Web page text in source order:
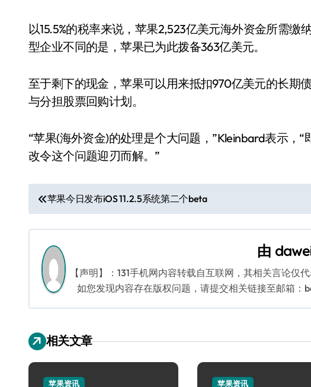
以15.5%的税率来说，苹果2,523亿美元海外资金所需缴
型企业不同的是，苹果已为此拨备363亿美元。
至于剩下的现金，苹果可以用来抵扣970亿美元的长期
与分担股票回购计划。
“苹果(海外资金)的处理是个大问题，”Kleinbard表示，
改令这个问题迎刃而解。”
文
章
导
航
苹果今日发布iOS 11.2.5系统第二个beta
由
【声明】：131手机网内容转载自互联网，其相关言论仅
如您发现内容存在版权问题，请提交相关链接至邮箱：
相关文章
苹果资讯 苹果资讯